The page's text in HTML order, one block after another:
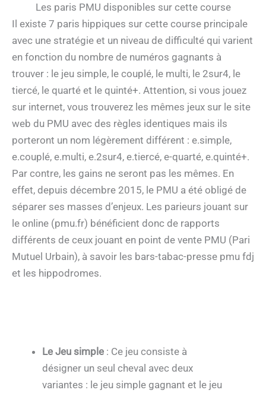
Les paris PMU disponibles sur cette course
Il existe 7 paris hippiques sur cette course principale
avec une stratégie et un niveau de difficulté qui varient
en fonction du nombre de numéros gagnants à
trouver : le jeu simple, le couplé, le multi, le 2sur4, le
tiercé, le quarté et le quinté+. Attention, si vous jouez
sur internet, vous trouverez les mêmes jeux sur le site
web du PMU avec des règles identiques mais ils
porteront un nom légèrement différent : e.simple,
e.couplé, e.multi, e.2sur4, e.tiercé, e-quarté, e.quinté+.
Par contre, les gains ne seront pas les mêmes. En
effet, depuis décembre 2015, le PMU a été obligé de
séparer ses masses d’enjeux. Les parieurs jouant sur
le online (pmu.fr) bénéficient donc de rapports
différents de ceux jouant en point de vente PMU (Pari
Mutuel Urbain), à savoir les bars-tabac-presse pmu fdj
et les hippodromes.
Le Jeu simple : Ce jeu consiste à
désigner un seul cheval avec deux
variantes : le jeu simple gagnant et le jeu